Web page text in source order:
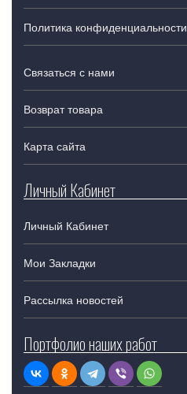
Политика конфиденциальности
Связаться с нами
Возврат товара
Карта сайта
Личный Кабинет
Личный Кабинет
Мои Закладки
Рассылка новостей
Портфолио наших работ